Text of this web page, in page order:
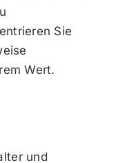
Sie
Wert.
und